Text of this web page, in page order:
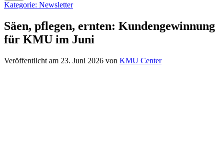
Kategorie: Newsletter
Säen, pflegen, ernten: Kundengewinnung
für KMU im Juni
Veröffentlicht am 23. Juni 2026 von KMU Center